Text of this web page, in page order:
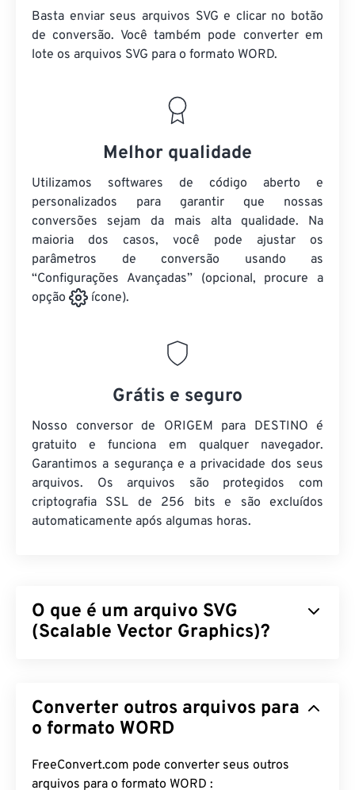
Basta enviar seus arquivos SVG e clicar no botão
de conversão. Você também pode converter em
lote os arquivos SVG para o formato WORD.
Melhor qualidade
Utilizamos softwares de código aberto e
personalizados para garantir que nossas
conversões sejam da mais alta qualidade. Na
maioria dos casos, você pode ajustar os
parâmetros de conversão usando as
“Configurações Avançadas” (opcional, procure a
opção
ícone).
Grátis e seguro
Nosso conversor de ORIGEM para DESTINO é
gratuito e funciona em qualquer navegador.
Garantimos a segurança e a privacidade dos seus
arquivos. Os arquivos são protegidos com
criptografia SSL de 256 bits e são excluídos
automaticamente após algumas horas.
O que é um arquivo SVG
(Scalable Vector Graphics)?
resolução. Baseia-se na Linguagem de Marcação
Extensível (XML), utiliza
de usar um arquivo SVG é, como o nome indica, sua
escalabilidade. Esse tipo de arquivo pode ser
Converter outros arquivos para
o formato WORD
FreeConvert.com pode converter seus outros
arquivos para o formato WORD :